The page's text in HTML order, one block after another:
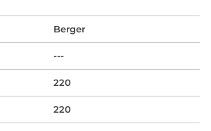
Berger
---
220
220